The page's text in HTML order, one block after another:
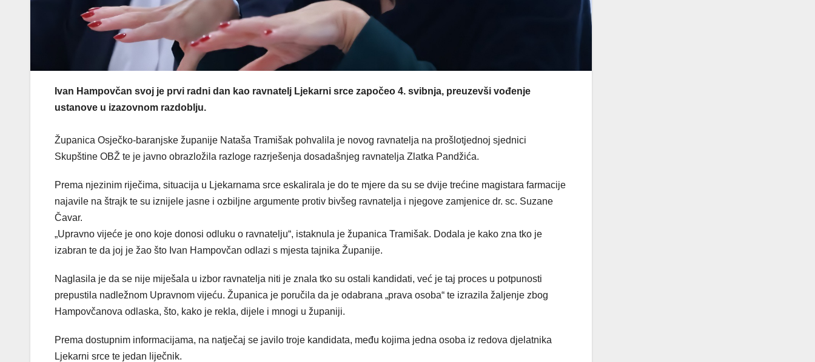
Ivan Hampovčan svoj je prvi radni dan kao ravnatelj Ljekarni srce započeo 4. svibnja, preuzevši vođenje
ustanove u izazovnom razdoblju.
Županica Osječko-baranjske županije Nataša Tramišak pohvalila je novog ravnatelja na prošlotjednoj sjednici
Skupštine OBŽ te je javno obrazložila razloge razrješenja dosadašnjeg ravnatelja Zlatka Pandžića.
Prema njezinim riječima, situacija u Ljekarnama srce eskalirala je do te mjere da su se dvije trećine magistara farmacije
najavile na štrajk te su iznijele jasne i ozbiljne argumente protiv bivšeg ravnatelja i njegove zamjenice dr. sc. Suzane
Čavar.
„Upravno vijeće je ono koje donosi odluku o ravnatelju“, istaknula je županica Tramišak. Dodala je kako zna tko je
izabran te da joj je žao što Ivan Hampovčan odlazi s mjesta tajnika Županije.
Naglasila je da se nije miješala u izbor ravnatelja niti je znala tko su ostali kandidati, već je taj proces u potpunosti
prepustila nadležnom Upravnom vijeću. Županica je poručila da je odabrana „prava osoba“ te izrazila žaljenje zbog
Hampovčanova odlaska, što, kako je rekla, dijele i mnogi u županiji.
Prema dostupnim informacijama, na natječaj se javilo troje kandidata, među kojima jedna osoba iz redova djelatnika
Ljekarni srce te jedan liječnik.